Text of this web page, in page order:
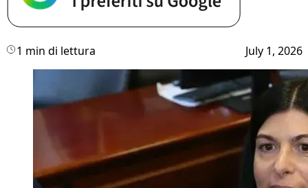
1 min di lettura July 1, 2026